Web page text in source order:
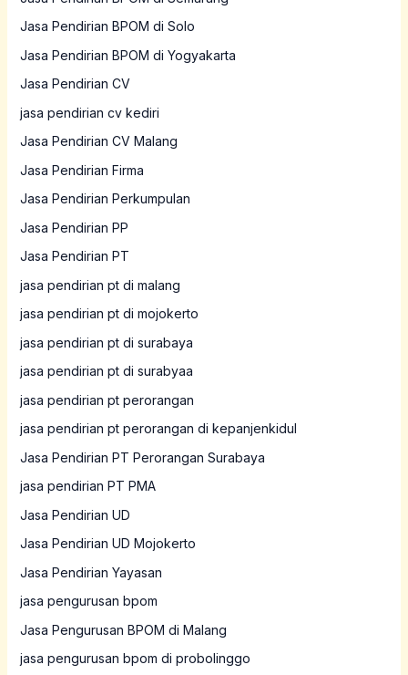
Jasa Pendirian BPOM di Solo
Jasa Pendirian BPOM di Yogyakarta
Jasa Pendirian CV
jasa pendirian cv kediri
Jasa Pendirian CV Malang
Jasa Pendirian Firma
Jasa Pendirian Perkumpulan
Jasa Pendirian PP
Jasa Pendirian PT
jasa pendirian pt di malang
jasa pendirian pt di mojokerto
jasa pendirian pt di surabaya
jasa pendirian pt di surabyaa
jasa pendirian pt perorangan
jasa pendirian pt perorangan di kepanjenkidul
Jasa Pendirian PT Perorangan Surabaya
jasa pendirian PT PMA
Jasa Pendirian UD
Jasa Pendirian UD Mojokerto
Jasa Pendirian Yayasan
jasa pengurusan bpom
Jasa Pengurusan BPOM di Malang
jasa pengurusan bpom di probolinggo